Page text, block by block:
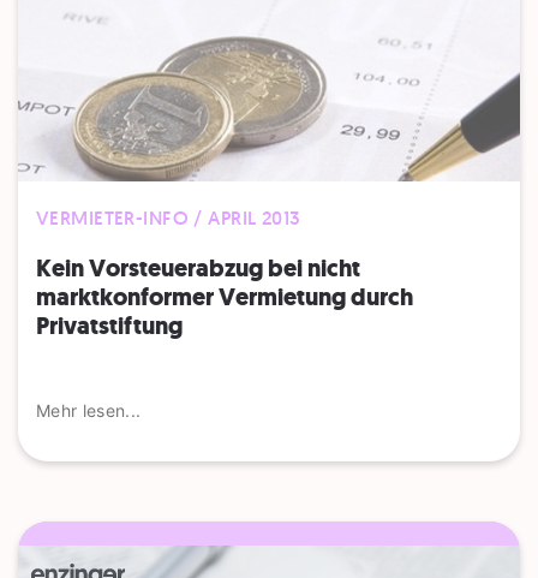
VERMIETER-INFO / APRIL 2013
Kein Vorsteuerabzug bei nicht
marktkonformer Vermietung durch
Privatstiftung
Mehr lesen...